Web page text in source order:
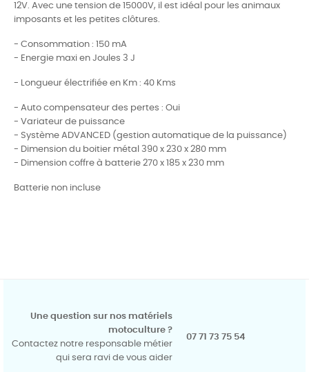
12V. Avec une tension de 15000V, il est idéal pour les animaux
imposants et les petites clôtures.
- Consommation : 150 mA
- Energie maxi en Joules 3 J
- Longueur électrifiée en Km : 40 Kms
- Auto compensateur des pertes : Oui
- Variateur de puissance
- Système ADVANCED (gestion automatique de la puissance)
- Dimension du boitier métal 390 x 230 x 280 mm
- Dimension coffre à batterie 270 x 185 x 230 mm
Batterie non incluse
Une question sur nos matériels
motoculture ?
Contactez notre responsable métier
qui sera ravi de vous aider
07 71 73 75 54